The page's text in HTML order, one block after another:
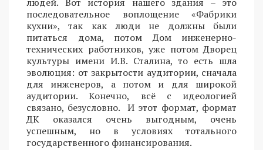
людей. Вот история нашего здания – это
последовательное воплощение «Фабрики
кухни», так как люди не должны были
питаться дома, потом Дом инженерно-
технических работников, уже потом Дворец
культуры имени И.В. Сталина, то есть шла
эволюция: от закрытости аудитории, сначала
для инженеров, а потом и для широкой
аудитории. Конечно, всё с идеологией
связано, безусловно. И этот формат, формат
ДК оказался очень выгодным, очень
успешным, но в условиях тотального
государственного финансирования.